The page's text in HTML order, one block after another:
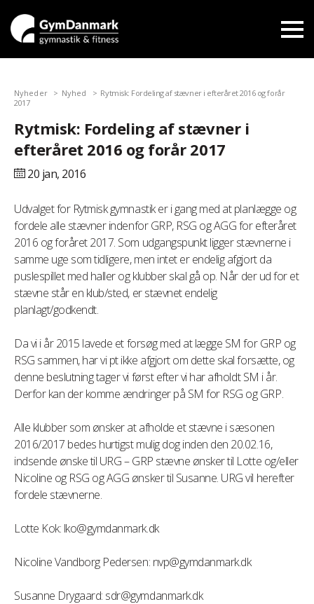
Nyheder Nyhed
Rytmisk: Fordeling af stævner i efteråret 2016 og forår
2017
Rytmisk: Fordeling af stævner i
efteråret 2016 og forår 2017
20 jan, 2016
Udvalget for Rytmisk gymnastik er i gang med at planlægge og
fordele alle stævner indenfor GRP, RSG og AGG for efteråret
2016 og foråret 2017. Som udgangspunkt ligger stævnerne i
samme uge som tidligere, men intet er endelig afgjort da
puslespillet med haller og klubber skal gå op. Når der ud for et
stævne står en klub/sted, er stævnet endelig
planlagt/godkendt.
Da vi i år 2015 lavede et forsøg med at lægge SM for GRP og
RSG sammen, har vi pt ikke afgjort om dette skal forsætte, og
denne beslutning tager vi først efter vi har afholdt SM i år.
Derfor kan der komme ændringer på SM for RSG og GRP.
Alle klubber som ønsker at afholde et stævne i sæsonen
2016/2017 bedes hurtigst mulig dog inden den 20.02.16,
indsende ønske til URG – GRP stævne ønsker til Lotte og/eller
Nicoline og RSG og AGG ønsker til Susanne. URG vil herefter
fordele stævnerne.
Lotte Kok: lko@gymdanmark.dk
Nicoline Vandborg Pedersen: nvp@gymdanmark.dk
Susanne Drygaard: sdr@gymdanmark.dk